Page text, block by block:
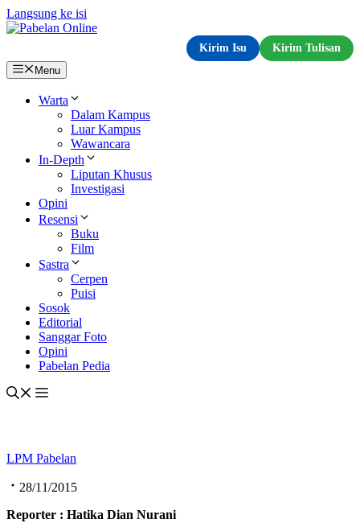
Langsung ke isi
Kirim Isu
Kirim Tulisan
Menu
Warta
Dalam Kampus
Luar Kampus
Wawancara
In-Depth
Liputan Khusus
Investigasi
Opini
Resensi
Buku
Film
Sastra
Cerpen
Puisi
Sosok
Editorial
Sanggar Foto
Opini
Pabelan Pedia
LPM Pabelan
28/11/2015
Reporter : Hatika Dian Nurani